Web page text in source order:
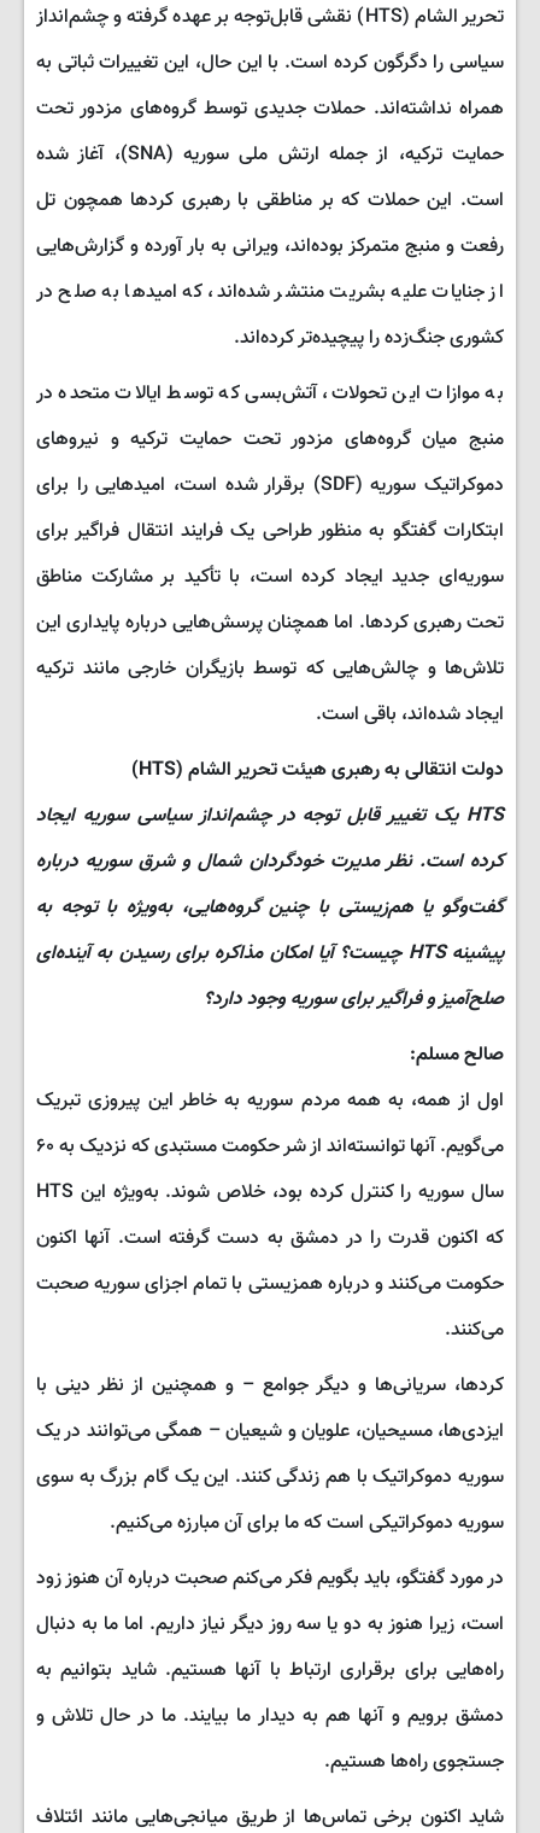
تحریر الشام (HTS) نقشی قابل‌توجه بر عهده گرفته و چشم‌انداز
سیاسی را دگرگون کرده است. با این حال، این تغییرات ثباتی به
همراه نداشته‌اند. حملات جدیدی توسط گروه‌های مزدور تحت
حمایت ترکیه، از جمله ارتش ملی سوریه (SNA)، آغاز شده
است. این حملات که بر مناطقی با رهبری کردها همچون تل
رفعت و منبج متمرکز بوده‌اند، ویرانی به بار آورده و گزارش‌هایی
از جنایات علیه بشریت منتشر شده‌اند، که امیدها به صلح در
کشوری جنگ‌زده را پیچیده‌تر کرده‌اند.
به موازات این تحولات، آتش‌بسی که توسط ایالات متحده در
منبج میان گروه‌های مزدور تحت حمایت ترکیه و نیروهای
دموکراتیک سوریه (SDF) برقرار شده است، امیدهایی را برای
ابتکارات گفتگو به منظور طراحی یک فرایند انتقال فراگیر برای
سوریه‌ای جدید ایجاد کرده است، با تأکید بر مشارکت مناطق
تحت رهبری کردها. اما همچنان پرسش‌هایی درباره پایداری این
تلاش‌ها و چالش‌هایی که توسط بازیگران خارجی مانند ترکیه
ایجاد شده‌اند، باقی است.
دولت انتقالی به رهبری هیئت تحریر الشام (HTS)
HTS یک تغییر قابل توجه در چشم‌انداز سیاسی سوریه ایجاد
کرده است. نظر مدیرت خودگردان شمال و شرق سوریه درباره
گفت‌وگو یا هم‌زیستی با چنین گروه‌هایی، به‌ویژه با توجه به
پیشینه HTS چیست؟ آیا امکان مذاکره برای رسیدن به آینده‌ای
صلح‌آمیز و فراگیر برای سوریه وجود دارد؟
صالح مسلم:
اول از همه، به همه مردم سوریه به خاطر این پیروزی تبریک
می‌گویم. آنها توانسته‌اند از شر حکومت مستبدی که نزدیک به ۶۰
سال سوریه را کنترل کرده بود، خلاص شوند. به‌ویژه این HTS
که اکنون قدرت را در دمشق به دست گرفته است. آنها اکنون
حکومت می‌کنند و درباره همزیستی با تمام اجزای سوریه صحبت
می‌کنند.
کردها، سریانی‌ها و دیگر جوامع – و همچنین از نظر دینی با
ایزدی‌ها، مسیحیان، علویان و شیعیان – همگی می‌توانند در یک
سوریه دموکراتیک با هم زندگی کنند. این یک گام بزرگ به سوی
سوریه دموکراتیکی است که ما برای آن مبارزه می‌کنیم.
در مورد گفتگو، باید بگویم فکر می‌کنم صحبت درباره آن هنوز زود
است، زیرا هنوز به دو یا سه روز دیگر نیاز داریم. اما ما به دنبال
راه‌هایی برای برقراری ارتباط با آنها هستیم. شاید بتوانیم به
دمشق برویم و آنها هم به دیدار ما بیایند. ما در حال تلاش و
جستجوی راه‌ها هستیم.
شاید اکنون برخی تماس‌ها از طریق میانجی‌هایی مانند ائتلاف